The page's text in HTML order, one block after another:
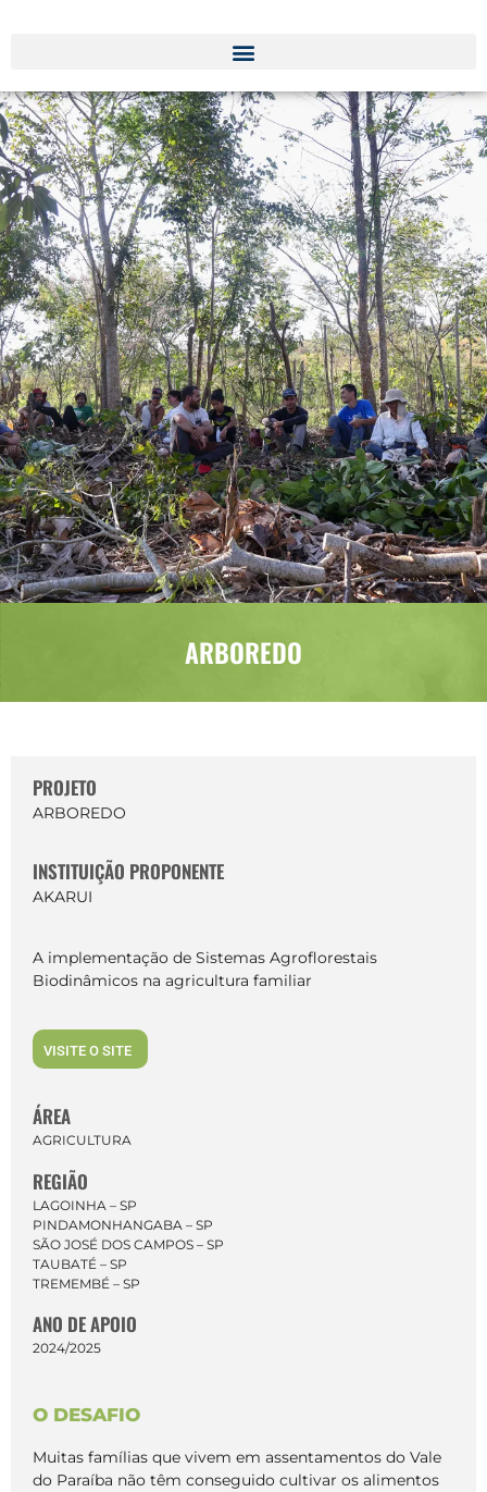
ARBOREDO
PROJETO
ARBOREDO
INSTITUIÇÃO PROPONENTE
AKARUI
A implementação de Sistemas Agroflorestais
Biodinâmicos na agricultura familiar
VISITE O SITE
ÁREA
AGRICULTURA
REGIÃO
LAGOINHA – SP
PINDAMONHANGABA – SP
SÃO JOSÉ DOS CAMPOS – SP
TAUBATÉ – SP
TREMEMBÉ – SP
ANO DE APOIO
2024/2025
O DESAFIO
Muitas famílias que vivem em assentamentos do Vale
do Paraíba não têm conseguido cultivar os alimentos